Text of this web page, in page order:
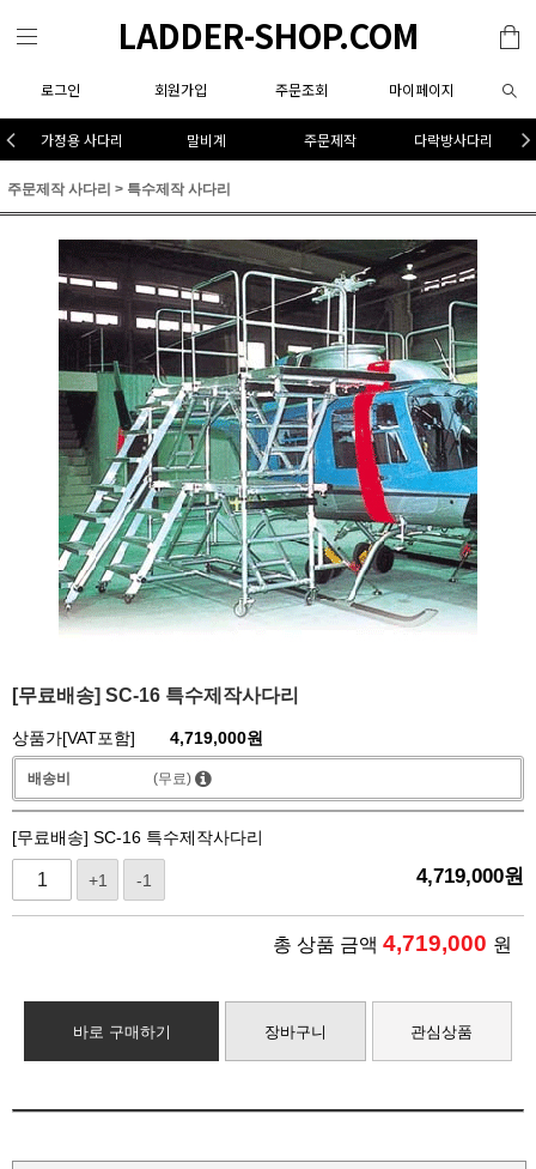
LADDER-SHOP.COM
로그인 회원가입 주문조회 마이페이지
가정용 사다리 말비계 주문제작 다락방사다리
주문제작 사다리 > 특수제작 사다리
[무료배송] SC-16 특수제작사다리
상품가[VAT포함] 4,719,000원
배송비 (무료)
[무료배송] SC-16 특수제작사다리
+1 -1 4,719,000원
총 상품 금액 4,719,000 원
바로 구매하기 장바구니 관심상품